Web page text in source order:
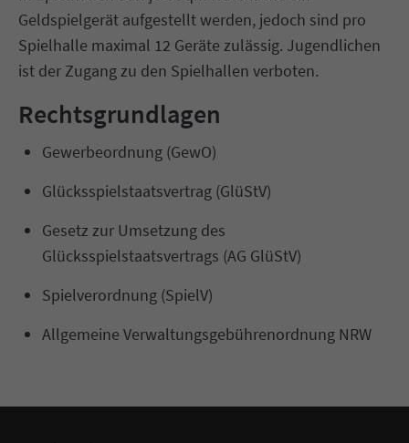
Geldspielgerät aufgestellt werden, jedoch sind pro
Spielhalle maximal 12 Geräte zulässig. Jugendlichen
ist der Zugang zu den Spielhallen verboten.
Rechtsgrundlagen
Gewerbeordnung (GewO)
Glücksspielstaatsvertrag (GlüStV)
Gesetz zur Umsetzung des
Glücksspielstaatsvertrags (AG GlüStV)
Spielverordnung (SpielV)
Allgemeine Verwaltungsgebührenordnung NRW